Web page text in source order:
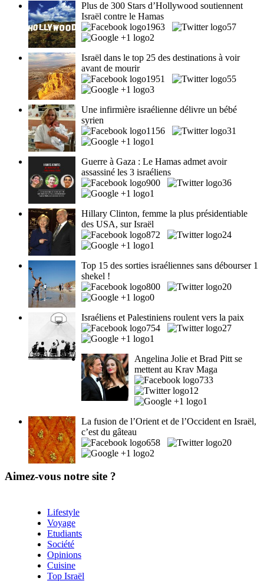
Plus de 300 Stars d’Hollywood soutiennent
Israël contre le Hamas
1963
57
2
Israël dans le top 25 des destinations à voir
avant de mourir
1951
55
3
Une infirmière israélienne délivre un bébé
syrien
1156
31
1
Guerre à Gaza : Le Hamas admet avoir
assassiné les 3 israéliens
900
36
1
Hillary Clinton, femme la plus présidentiable
des USA, sur Israël
872
24
1
Top 15 des sorties israéliennes sans débourser 1
shekel !
800
20
0
Israéliens et Palestiniens roulent vers la paix
754
27
1
Angelina Jolie et Brad Pitt se
mettent au Krav Maga
733
12
1
La fusion de l’Orient et de l’Occident en Israël,
c’est du gâteau
658
20
2
Aimez-vous notre site ?
Lifestyle
Voyage
Etudiants
Société
Opinions
Cuisine
Top Israël